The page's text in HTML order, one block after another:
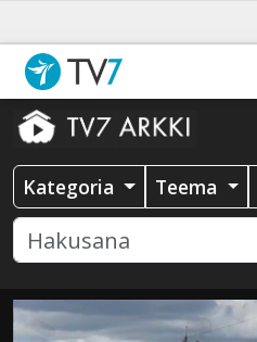
Kategoria Teema